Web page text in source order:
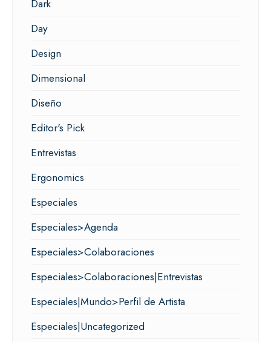
Dark
Day
Design
Dimensional
Diseño
Editor's Pick
Entrevistas
Ergonomics
Especiales
Especiales>Agenda
Especiales>Colaboraciones
Especiales>Colaboraciones|Entrevistas
Especiales|Mundo>Perfil de Artista
Especiales|Uncategorized